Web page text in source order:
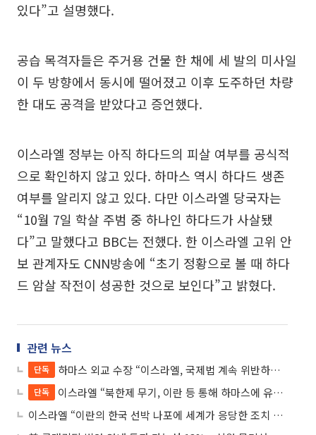
있다”고 설명했다.
공습 목격자들은 주거용 건물 한 채에 세 발의 미사일
이 두 방향에서 동시에 떨어졌고 이후 도주하던 차량
한 대도 공격을 받았다고 증언했다.
이스라엘 정부는 아직 하다드의 피살 여부를 공식적
으로 확인하지 않고 있다. 하마스 역시 하다드 생존
여부를 알리지 않고 있다. 다만 이스라엘 당국자는
“10월 7일 학살 주범 중 하나인 하다드가 사살됐
다”고 말했다고 BBC는 전했다. 한 이스라엘 고위 안
보 관계자도 CNN방송에 “초기 정황으로 볼 때 하다
드 암살 작전이 성공한 것으로 보인다”고 밝혔다.
관련 뉴스
단독 하마스 외교 수장 “이스라엘, 국제법 계속 위반하면 5차 중동전쟁”
단독
이스라엘 “북한제 무기, 이란 등 통해 하마스에 유입된 듯”
이스라엘 “이란의 한국 선박 나포에 세계가 응당한 조치 해야”